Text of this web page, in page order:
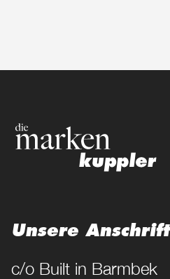
Unsere Anschrift
c/o Built in Barmbek